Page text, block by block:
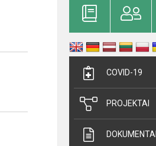
COVID-19
PROJEKTAI
DOKUMENTAI